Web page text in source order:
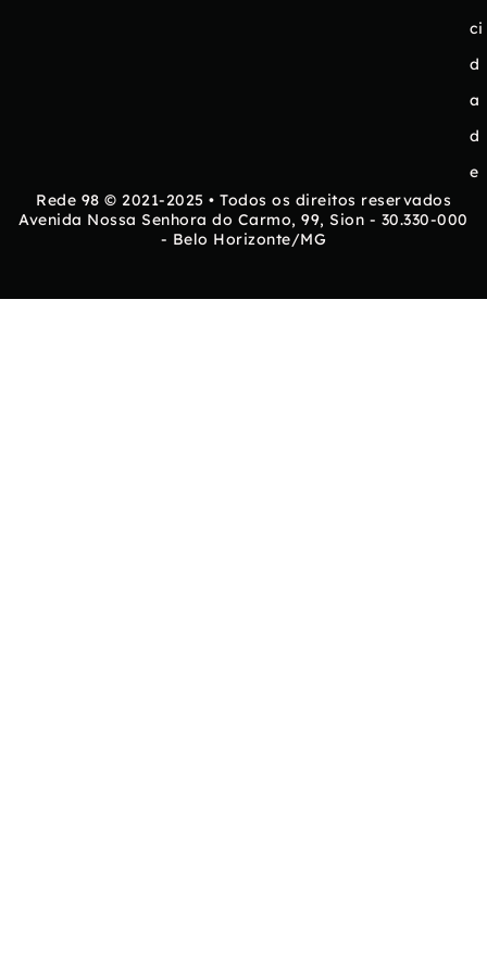
ci
d
a
d
e
Rede 98 © 2021-2025 • Todos os direitos reservados
Avenida Nossa Senhora do Carmo, 99, Sion - 30.330-000
- Belo Horizonte/MG